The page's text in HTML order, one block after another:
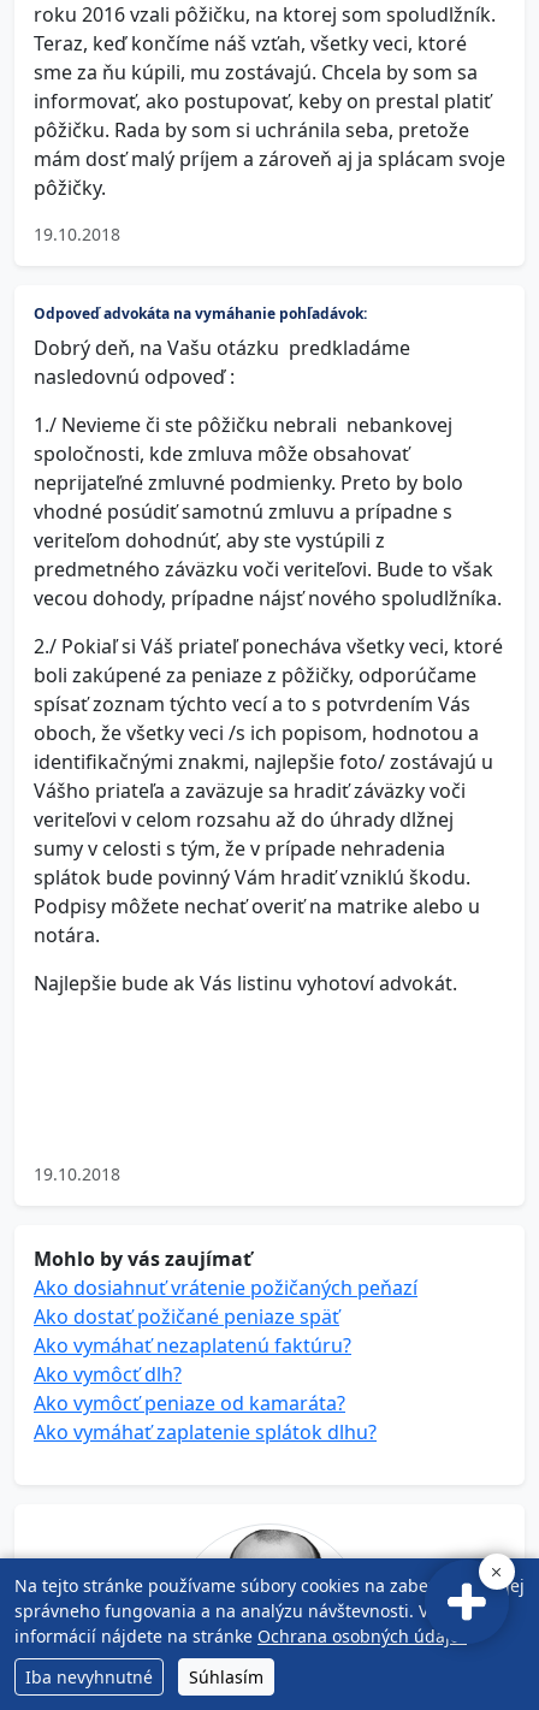
roku 2016 vzali pôžičku, na ktorej som spoludlžník.
Teraz, keď končíme náš vzťah, všetky veci, ktoré
sme za ňu kúpili, mu zostávajú. Chcela by som sa
informovať, ako postupovať, keby on prestal platiť
pôžičku. Rada by som si uchránila seba, pretože
mám dosť malý príjem a zároveň aj ja splácam svoje
pôžičky.
19.10.2018
Odpoveď advokáta na vymáhanie pohľadávok:
Dobrý deň, na Vašu otázku predkladáme
nasledovnú odpoveď :
1./ Nevieme či ste pôžičku nebrali nebankovej
spoločnosti, kde zmluva môže obsahovať
neprijateľné zmluvné podmienky. Preto by bolo
vhodné posúdiť samotnú zmluvu a prípadne s
veriteľom dohodnúť, aby ste vystúpili z
predmetného záväzku voči veriteľovi. Bude to však
vecou dohody, prípadne nájsť nového spoludlžníka.
2./ Pokiaľ si Váš priateľ ponecháva všetky veci, ktoré
boli zakúpené za peniaze z pôžičky, odporúčame
spísať zoznam týchto vecí a to s potvrdením Vás
oboch, že všetky veci /s ich popisom, hodnotou a
identifikačnými znakmi, najlepšie foto/ zostávajú u
Vášho priateľa a zaväzuje sa hradiť záväzky voči
veriteľovi v celom rozsahu až do úhrady dlžnej
sumy v celosti s tým, že v prípade nehradenia
splátok bude povinný Vám hradiť vzniklú škodu.
Podpisy môžete nechať overiť na matrike alebo u
notára.
Najlepšie bude ak Vás listinu vyhotoví advokát.
19.10.2018
Mohlo by vás zaujímať
Ako dosiahnuť vrátenie požičaných peňazí
Ako dostať požičané peniaze späť
Ako vymáhať nezaplatenú faktúru?
Ako vymôcť dlh?
Ako vymôcť peniaze od kamaráta?
Ako vymáhať zaplatenie splátok dlhu?
Na tejto stránke používame súbory cookies na zabezpečenie jej
správneho fungovania a na analýzu návštevnosti. Viac
informácií nájdete na stránke Ochrana osobných údajov
Iba nevyhnutné
Súhlasím